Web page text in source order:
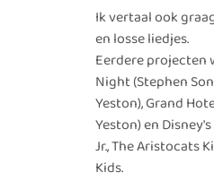
Ik vertaal ook
en losse liedjes.
Eerdere projecten
Night (Stephen
Yeston), Grand
Yeston) en
Jr., The Aristocats
Kids.